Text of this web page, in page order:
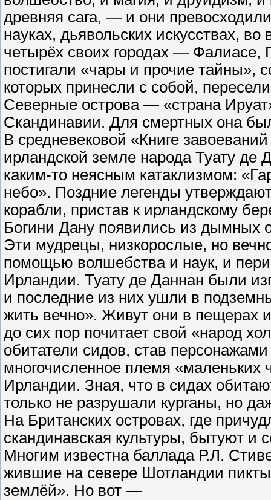
древняя сага, — и они
науках, дьявольских искусствах,
четырёх своих городах —
постигали «чары и прочие тайны»,
которых принесли с собой,
Северные острова — «страна
Скандинавии. Для смертных она
В средневековой «Книге
ирландской земле народа Туату
каким-то неясным катаклизмом:
небо». Поздние легенды
корабли, пристав к ирландскому
Богини Дану появились из дымных
Эти мудрецы, низкорослые, но
помощью волшебства и наук, и
Ирландии. Туату де Даннан были
и последние из них ушли в
жить вечно». Живут они в пещерах
до сих пор почитает свой «народ
обитатели сидов, став
многочисленное племя «маленьких
Ирландии. Зная, что в сидах
только не разрушали курганы, но
На Британских островах, где
скандинавская культуры, бытуют и
Многим известна баллада Р.Л.
жившие на севере Шотландии
землёй». Но вот —